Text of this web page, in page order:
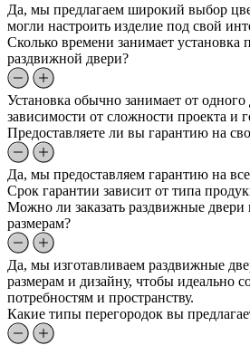
Да, мы предлагаем широкий выбор
могли настроить изделие под свой
Сколько времени занимает установка
раздвижной двери?
Установка обычно занимает от одного
зависимости от сложности проекта и
Предоставляете ли вы гарантию на
Да, мы предоставляем гарантию на
Срок гарантии зависит от типа
Можно ли заказать раздвижные
размерам?
Да, мы изготавливаем раздвижные
размерам и дизайну, чтобы идеально
потребностям и пространству.
Какие типы перегородок вы